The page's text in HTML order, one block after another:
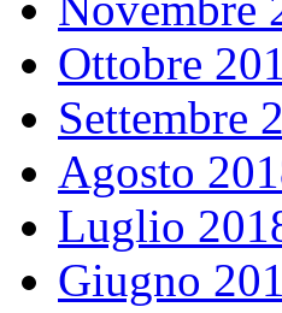
Ottobre
Settembre
Agosto
Luglio
Giugno